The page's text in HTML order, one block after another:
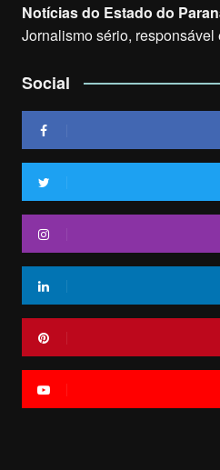
Notícias do Estado do
Jornalismo sério, responsável
Social